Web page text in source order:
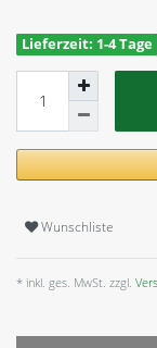
Lieferzeit: 1-4 Tage
Wunschliste
* inkl. ges. MwSt. zzgl.